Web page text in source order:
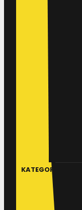
KATEGORIJE